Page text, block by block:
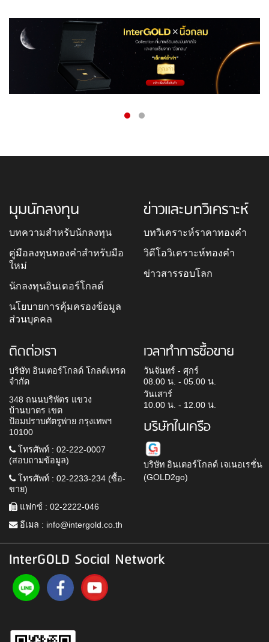
มุมนักลงทุน
บทความสำหรับนักลงทุน
คู่มือลงทุนทองคำสำหรับมือ
ใหม่
นักลงทุนอินเตอร์โกลด์
นโยบายการคุ้มครองข้อมูล
ส่วนบุคคล
ข่าวและบทวิเคราะห์
บทวิเคราะห์ราคาทองคำ
วิดีโอวิเคราะห์ทองคำ
ข่าวสารรอบโลก
ติดต่อเรา
บริษัท อินเตอร์โกลด์ โกลด์เทรด
จำกัด
348 ถนนบริพัตร แขวง
บ้านบาตร เขต
ป้อมปราบศัตรูพ่าย กรุงเทพฯ
10100
โทรศัพท์ : 02-222-0007
(สอบถามข้อมูล)
โทรศัพท์ : 02-2233-234 (ซื้อ-
ขาย)
แฟกซ์ : 02-2222-046
อีเมล : info@intergold.co.th
เวลาทำการซื้อขาย
วันจันทร์ - ศุกร์
08.00 น. - 05.00 น.
วันเสาร์
10.00 น. - 12.00 น.
บริษัทในเครือ
บริษัท อินเตอร์โกลด์ เจเนอเรชั่น
(GOLD2go)
InterGOLD Social Network